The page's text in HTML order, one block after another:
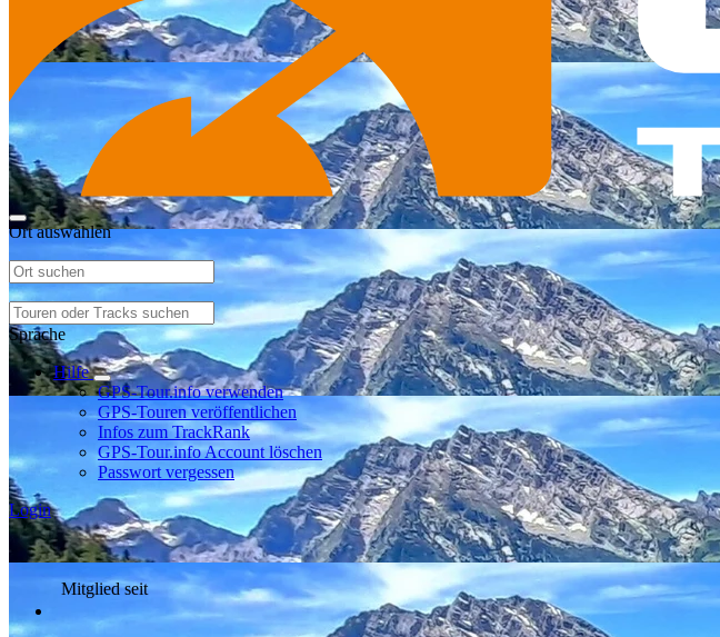
Ort auswählen
Sprache
Hilfe
GPS-Tour.info verwenden
GPS-Touren veröffentlichen
Infos zum TrackRank
GPS-Tour.info Account löschen
Passwort vergessen
Login
Mitglied seit